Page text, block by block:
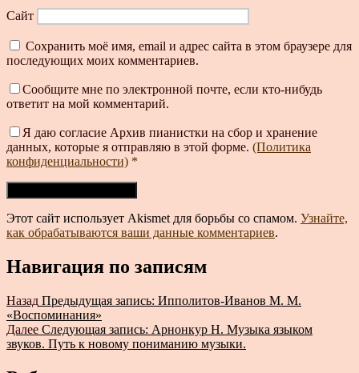
Сайт
Сохранить моё имя, email и адрес сайта в этом браузере для
последующих моих комментариев.
Сообщите мне по электронной почте, если кто-нибудь
ответит на мой комментарий.
Я даю согласие Архив пианистки на сбор и хранение
данных, которые я отправляю в этой форме. (Политика
конфиденциальности) *
Этот сайт использует Akismet для борьбы со спамом. Узнайте,
как обрабатываются ваши данные комментариев.
Навигация по записям
Назад Предыдущая запись: Ипполитов-Иванов М. М.
«Воспоминания»
Далее Следующая запись: Арнонкур Н. Музыка языком
звуков. Путь к новому пониманию музыки.